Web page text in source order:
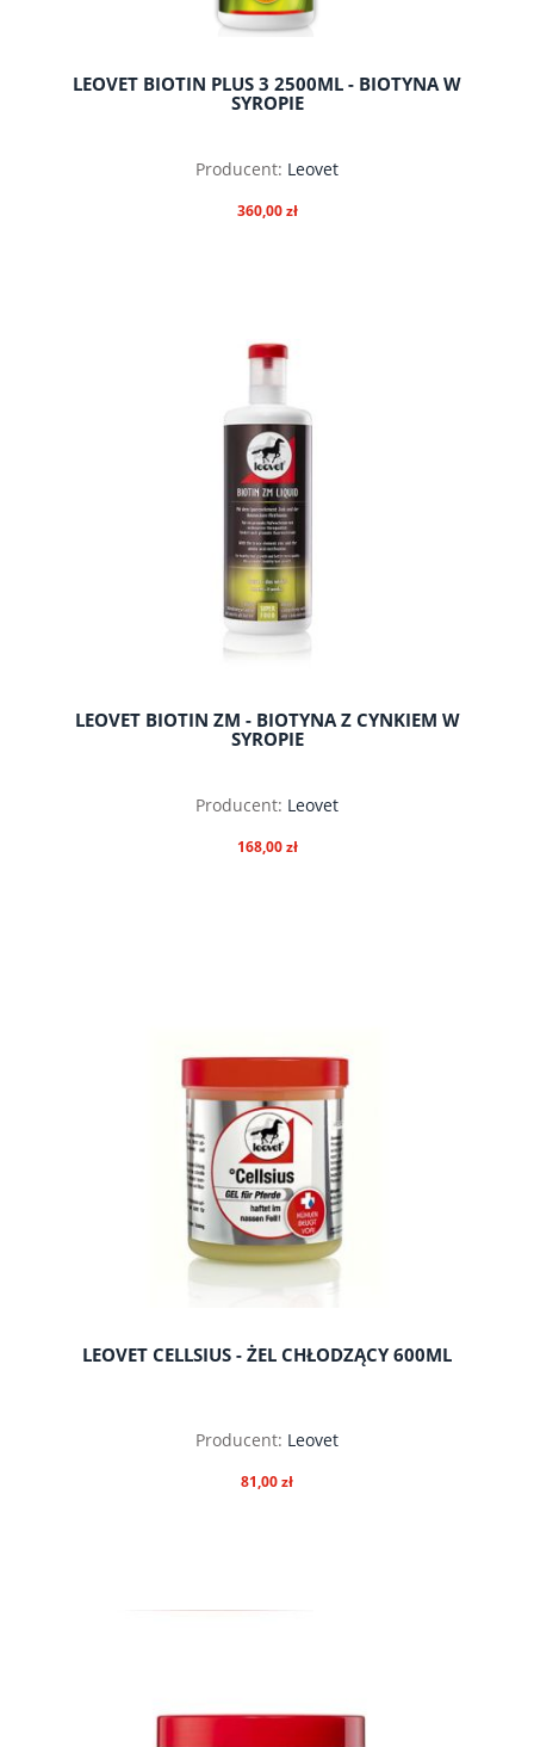
LEOVET BIOTIN PLUS 3 2500ML - BIOTYNA W
SYROPIE
Producent: Leovet
360,00 zł
do koszyka
LEOVET BIOTIN ZM - BIOTYNA Z CYNKIEM W
SYROPIE
Producent: Leovet
168,00 zł
LEOVET CELLSIUS - ŻEL CHŁODZĄCY 600ML
Producent: Leovet
81,00 zł